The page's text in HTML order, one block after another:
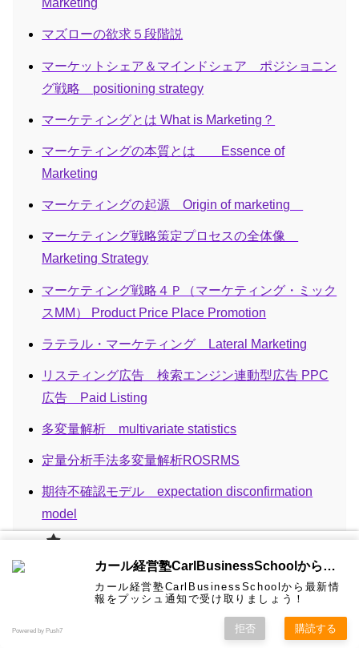
Marketing
マズローの欲求５段階説
マーケットシェア＆マインドシェア ポジショニン
グ戦略 positioning strategy
マーケティングとは What is Marketing？
マーケティングの本質とは Essence of
Marketing
マーケティングの起源 Origin of marketing
マーケティング戦略策定プロセスの全体像
Marketing Strategy
マーケティング戦略４Ｐ（マーケティング・ミック
スMM） Product Price Place Promotion
ラテラル・マーケティング Lateral Marketing
リスティング広告 検索エンジン連動型広告 PPC
広告 Paid Listing
多変量解析 multivariate statistics
定量分析手法多変量解析ROSRMS
期待不確認モデル expectation disconfirmation
model
経験価値マーケティング Experiential Marketing
行動ターゲティング広告とリターゲティング BTA
behavioral targeting advertising,retargeting
ばれまし
コンサル
ティング
経営学用
語集
認定コン
サルタン
無料メル
マガ！
★カール
経営塾動
お問い合
わせ
★熱海風
水＆グリ
プライバ
カール経営塾CarlBusinessSchoolから通知を受け取る
カール経営塾CarlBusinessSchoolから最新情
報をプッシュ通知で受け取りましょう！
Powered by Push7 拒否 購読する